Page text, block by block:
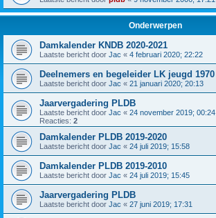
Onderwerpen
Damkalender KNDB 2020-2021
Laatste bericht door Jac « 4 februari 2020; 22:22
Deelnemers en begeleider LK jeugd 1970
Laatste bericht door Jac « 21 januari 2020; 20:13
Jaarvergadering PLDB
Laatste bericht door Jac « 24 november 2019; 00:24
Reacties: 2
Damkalender PLDB 2019-2020
Laatste bericht door Jac « 24 juli 2019; 15:58
Damkalender PLDB 2019-2010
Laatste bericht door Jac « 24 juli 2019; 15:45
Jaarvergadering PLDB
Laatste bericht door Jac « 27 juni 2019; 17:31